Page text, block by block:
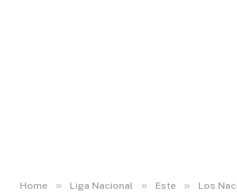
Home » Liga Nacional » Este » Los